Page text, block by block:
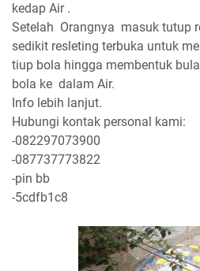
kedap Air .
Setelah Orangnya masuk tutup
sedikit resleting terbuka untuk
tiup bola hingga membentuk
bola ke dalam Air.
Info lebih lanjut.
Hubungi kontak personal kami:
-082297073900
-087737773822
-pin bb
-5cdfb1c8